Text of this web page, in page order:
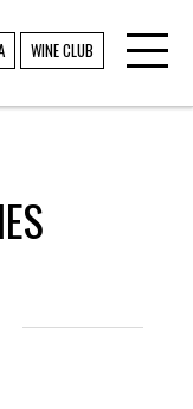
WINE CLUB